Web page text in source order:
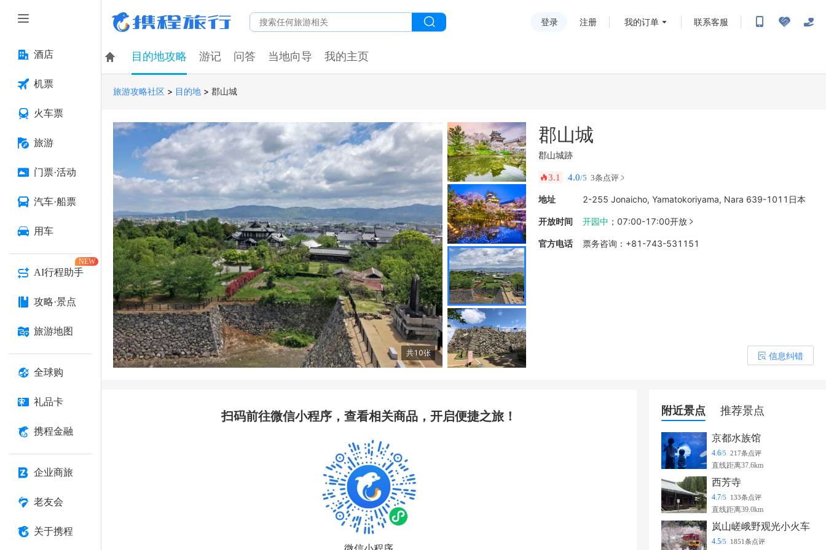
酒店
机票
火车票
旅游
门票·活动
汽车·船票
用车
AI行程助手
NEW
攻略·景点
旅游地图
全球购
礼品卡
携程金融
企业商旅
老友会
关于携程
登录 注册 我的订单 联系客服
目的地攻略 游记 问答 当地向导 我的主页
旅游攻略社区 > 目的地 > 郡山城
共10张
郡山城
郡山城跡
󰺂3.1 4.0/5 3条点评
地址 2-255 Jonaicho, Yamatokoriyama, Nara 639-1011日本
开放时间 开园中 ； 07:00-17:00开放 
官方电话 票务咨询 ： +81-743-531151
󰎒 信息纠错
扫码前往微信小程序，查看相关商品，开启便捷之旅！ 附近景点 推荐景点
京都水族馆
4.6/5 217条点评
直线距离37.6km
西芳寺
4.7/5 133条点评
直线距离39.0km
岚山嵯峨野观光小火车
4.5/5 1851条点评